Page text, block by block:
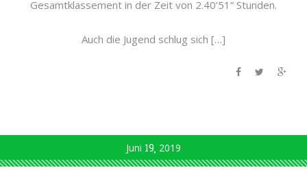
Gesamtklassement in der Zeit von 2.40’51“ Stunden.
Auch die Jugend schlug sich […]
Juni 19 2019